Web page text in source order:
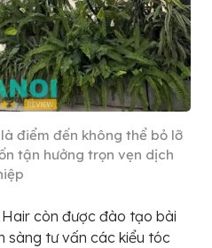
điểm đến không thể bỏ lỡ
tận hưởng trọn vẹn dịch
còn được đào tạo bài
sàng tư vấn các kiểu tóc